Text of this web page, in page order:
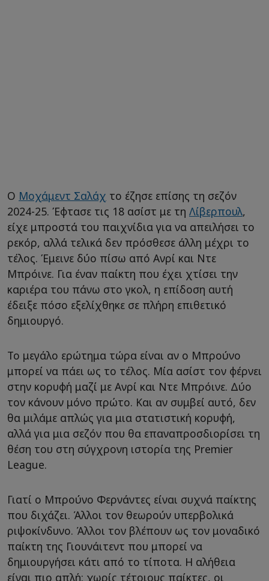
Ο Μοχάμεντ Σαλάχ το έζησε επίσης τη σεζόν
2024-25. Έφτασε τις 18 ασίστ με τη Λίβερπουλ,
είχε μπροστά του παιχνίδια για να απειλήσει το
ρεκόρ, αλλά τελικά δεν πρόσθεσε άλλη μέχρι το
τέλος. Έμεινε δύο πίσω από Ανρί και Ντε
Μπρόινε. Για έναν παίκτη που έχει χτίσει την
καριέρα του πάνω στο γκολ, η επίδοση αυτή
έδειξε πόσο εξελίχθηκε σε πλήρη επιθετικό
δημιουργό.
Το μεγάλο ερώτημα τώρα είναι αν ο Μπρούνο
μπορεί να πάει ως το τέλος. Μία ασίστ τον φέρνει
στην κορυφή μαζί με Ανρί και Ντε Μπρόινε. Δύο
τον κάνουν μόνο πρώτο. Και αν συμβεί αυτό, δεν
θα μιλάμε απλώς για μια στατιστική κορυφή,
αλλά για μια σεζόν που θα επαναπροσδιορίσει τη
θέση του στη σύγχρονη ιστορία της Premier
League.
Γιατί ο Μπρούνο Φερνάντες είναι συχνά παίκτης
που διχάζει. Άλλοι τον θεωρούν υπερβολικά
ριψοκίνδυνο. Άλλοι τον βλέπουν ως τον μοναδικό
παίκτη της Γιουνάιτεντ που μπορεί να
δημιουργήσει κάτι από το τίποτα. Η αλήθεια
είναι πιο απλή: χωρίς τέτοιους παίκτες, οι